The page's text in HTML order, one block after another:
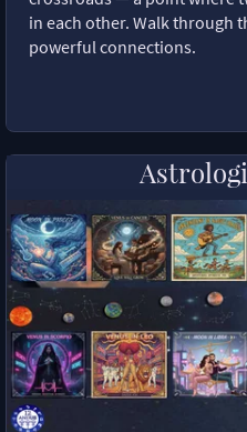
in each other. Walk through
powerful connections.